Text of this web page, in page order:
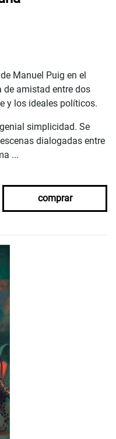
Manuel Puig en el
amistad entre dos
y los ideales políticos.
simplicidad. Se
dialogadas entre
...
comprar